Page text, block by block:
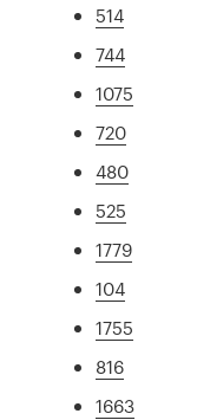
514
744
1075
720
480
525
1779
104
1755
816
1663